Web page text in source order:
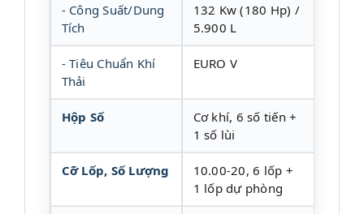
- Công Suất/Dung
Tích
132 Kw (180 Hp) /
5.900 L
- Tiêu Chuẩn Khí
Thải
EURO V
Hộp Số
Cơ khí, 6 số tiến +
1 số lùi
Cỡ Lốp, Số Lượng
10.00-20, 6 lốp +
1 lốp dự phòng